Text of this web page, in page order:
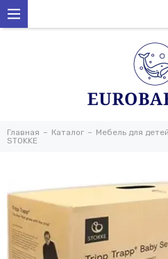
Главная Каталог Мебель для детей
STOKKE